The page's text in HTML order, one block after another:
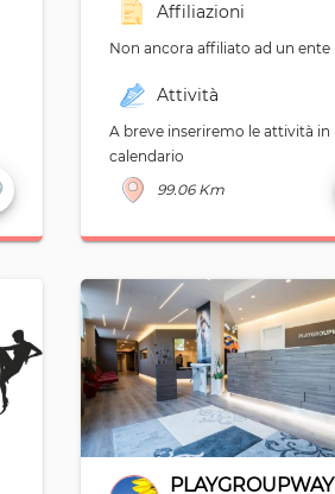
Affiliazioni
Non ancora affiliato ad un ente
Attività
A breve inseriremo le attività in
calendario
99.06 Km
PLAYGROUPWAY